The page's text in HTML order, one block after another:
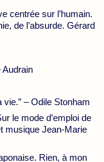
centrée sur l’humain.
de l’absurde. Gérard
Audrain
– Odile Stonham
le mode d’emploi de
musique Jean-Marie
Rien, à mon